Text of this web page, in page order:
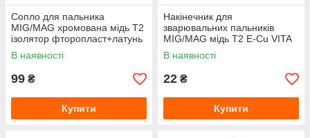
Сопло для пальника
MIG/MAG хромована мідь Т2
ізолятор фторопласт+латунь
VITA MB-15 (ES-0008)
різьбове
В наявності
99 ₴
Купити
Накінечник для
зварювальних пальників
MIG/MAG мідь Т2 E-Cu VITA
(ES-0001) М6 6×25 мм / під
дріт Ø 0.8 мм
В наявності
22 ₴
Купити